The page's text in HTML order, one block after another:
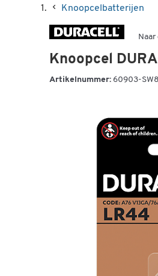
Knoopcelbatterijen
Knoopcel
Artikelnummer: 60903-